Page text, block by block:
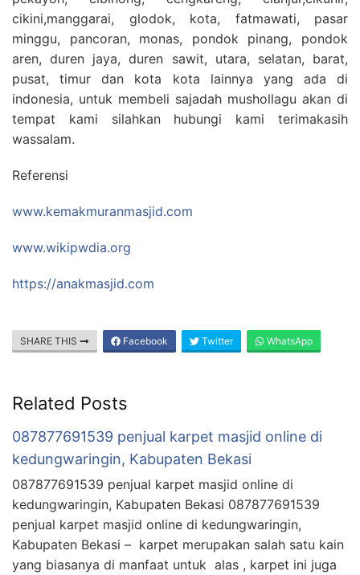
cikini,manggarai, glodok, kota, fatmawati, pasar
minggu, pancoran, monas, pondok pinang, pondok
aren, duren jaya, duren sawit, utara, selatan, barat,
pusat, timur dan kota kota lainnya yang ada di
indonesia, untuk membeli sajadah mushollagu akan di
tempat kami silahkan hubungi kami terimakasih
wassalam.
Referensi
www.kemakmuranmasjid.com
www.wikipwdia.org
https://anakmasjid.com
SHARE THIS Facebook Twitter WhatsApp
Related Posts
087877691539 penjual karpet masjid online di
kedungwaringin, Kabupaten Bekasi
087877691539 penjual karpet masjid online di
kedungwaringin, Kabupaten Bekasi 087877691539
penjual karpet masjid online di kedungwaringin,
Kabupaten Bekasi – karpet merupakan salah satu kain
yang biasanya di manfaat untuk alas , karpet ini juga